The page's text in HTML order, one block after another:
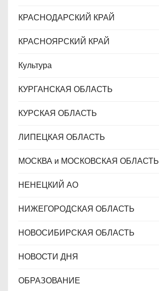
КРАСНОДАРСКИЙ КРАЙ
КРАСНОЯРСКИЙ КРАЙ
Культура
КУРГАНСКАЯ ОБЛАСТЬ
КУРСКАЯ ОБЛАСТЬ
ЛИПЕЦКАЯ ОБЛАСТЬ
МОСКВА и МОСКОВСКАЯ ОБЛАСТЬ
НЕНЕЦКИЙ АО
НИЖЕГОРОДСКАЯ ОБЛАСТЬ
НОВОСИБИРСКАЯ ОБЛАСТЬ
НОВОСТИ ДНЯ
ОБРАЗОВАНИЕ